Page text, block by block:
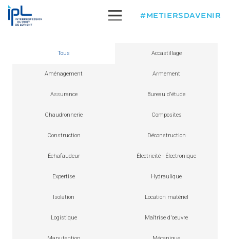
#METIERSDAVENIR
Tous Accastillage
Aménagement Armement
Assurance Bureau d'étude
Chaudronnerie Composites
Construction Déconstruction
Échafaudeur Électricité - Électronique
Expertise Hydraulique
Isolation Location matériel
Logistique Maîtrise d'oeuvre